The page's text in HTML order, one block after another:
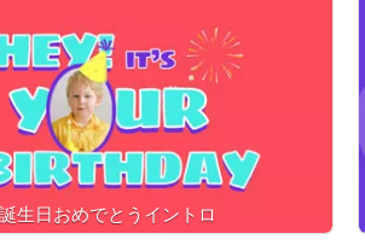
誕生日おめでとうイントロ